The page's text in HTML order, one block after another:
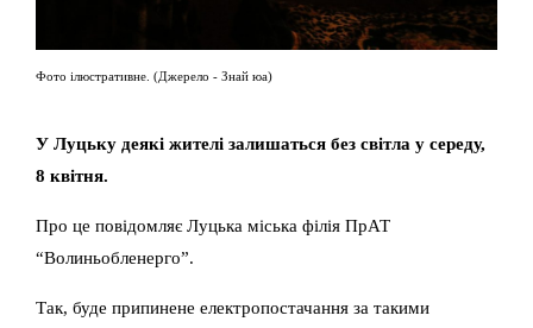
Фото ілюстративне. (Джерело - Знай юа)
У Луцьку деякі жителі залишаться без світла у середу,
8 квітня.
Про це повідомляє Луцька міська філія ПрАТ
“Волиньобленерго”.
Так, буде припинене електропостачання за такими